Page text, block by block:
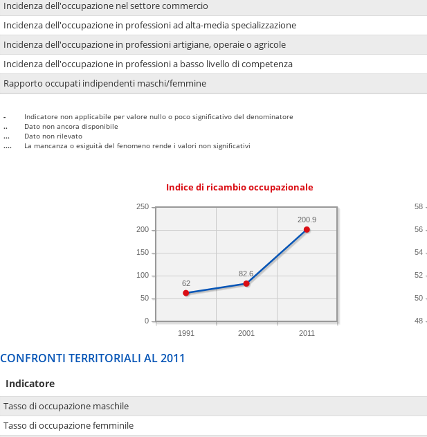
Incidenza dell'occupazione nel settore commercio
Incidenza dell'occupazione in professioni ad alta-media specializzazione
Incidenza dell'occupazione in professioni artigiane, operaie o agricole
Incidenza dell'occupazione in professioni a basso livello di competenza
Rapporto occupati indipendenti maschi/femmine
-
Indicatore non applicabile per valore nullo o poco significativo del denominatore
..
Dato non ancora disponibile
...
Dato non rilevato
....
La mancanza o esiguità del fenomeno rende i valori non significativi
Indice di ricambio occupazionale
1991 2001 2011
0
50
100
150
200
250
200.9
82.6
62
48
50
52
54
56
58
CONFRONTI TERRITORIALI AL 2011
Indicatore
Tasso di occupazione maschile
Tasso di occupazione femminile